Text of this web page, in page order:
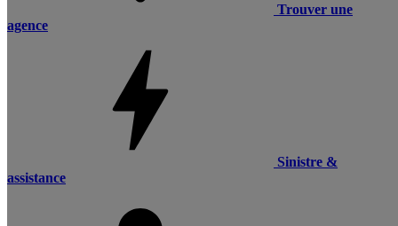
Trouver une
agence
Sinistre &
assistance